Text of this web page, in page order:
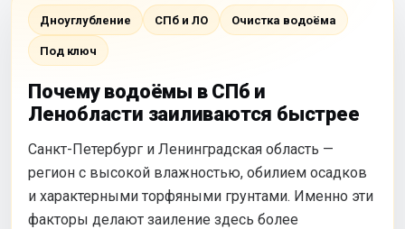
Дноуглубление СПб и ЛО Очистка водоёма
Под ключ
Почему водоёмы в СПб и
Ленобласти заиливаются быстрее
Санкт-Петербург и Ленинградская область —
регион с высокой влажностью, обилием осадков
и характерными торфяными грунтами. Именно эти
факторы делают заиление здесь более